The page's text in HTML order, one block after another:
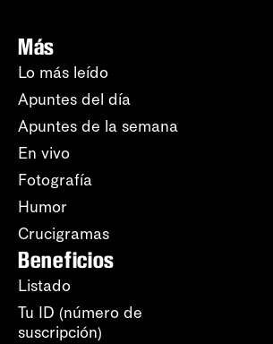
Más
Lo más leído
Apuntes del día
Apuntes de la semana
En vivo
Fotografía
Humor
Crucigramas
Beneficios
Listado
Tu ID (número de
suscripción)